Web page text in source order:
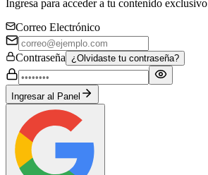
Ingresa para acceder a tu contenido exclusivo
Correo Electrónico
Contraseña ¿Olvidaste tu contraseña?
Ingresar al Panel